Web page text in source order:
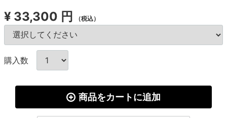
¥ 33,300 円 （税込）
購入数
商品をカートに追加